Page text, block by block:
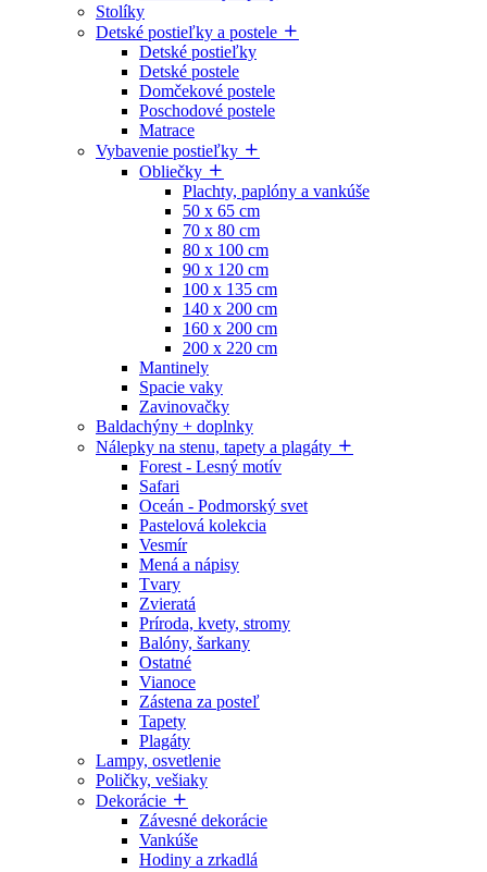
Stolíky
Detské postieľky a postele
Detské postieľky
Detské postele
Domčekové postele
Poschodové postele
Matrace
Vybavenie postieľky
Obliečky
Plachty, paplóny a vankúše
50 x 65 cm
70 x 80 cm
80 x 100 cm
90 x 120 cm
100 x 135 cm
140 x 200 cm
160 x 200 cm
200 x 220 cm
Mantinely
Spacie vaky
Zavinovačky
Baldachýny + doplnky
Nálepky na stenu, tapety a plagáty
Forest - Lesný motív
Safari
Oceán - Podmorský svet
Pastelová kolekcia
Vesmír
Mená a nápisy
Tvary
Zvieratá
Príroda, kvety, stromy
Balóny, šarkany
Ostatné
Vianoce
Zástena za posteľ
Tapety
Plagáty
Lampy, osvetlenie
Poličky, vešiaky
Dekorácie
Závesné dekorácie
Vankúše
Hodiny a zrkadlá